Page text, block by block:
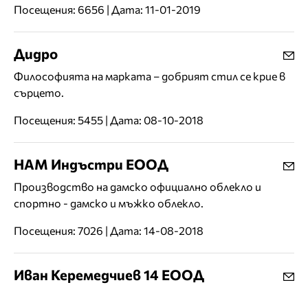
Посещения: 6656 | Дата: 11-01-2019
Дидро
Философията на марката – добрият стил се крие в
сърцето.
Посещения: 5455 | Дата: 08-10-2018
НАМ Индъстри ЕООД
Производство на дамско официално облекло и
спортно - дамско и мъжко облекло.
Посещения: 7026 | Дата: 14-08-2018
Иван Керемедчиев 14 ЕООД